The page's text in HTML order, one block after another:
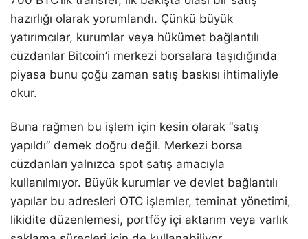
hazırlığı olarak yorumlandı. Çünkü büyük
yatırımcılar, kurumlar veya hükümet bağlantılı
cüzdanlar Bitcoin’i merkezi borsalara taşıdığında
piyasa bunu çoğu zaman satış baskısı ihtimaliyle
okur.
Buna rağmen bu işlem için kesin olarak “satış
yapıldı” demek doğru değil. Merkezi borsa
cüzdanları yalnızca spot satış amacıyla
kullanılmıyor. Büyük kurumlar ve devlet bağlantılı
yapılar bu adresleri OTC işlemler, teminat yönetimi,
likidite düzenlemesi, portföy içi aktarım veya varlık